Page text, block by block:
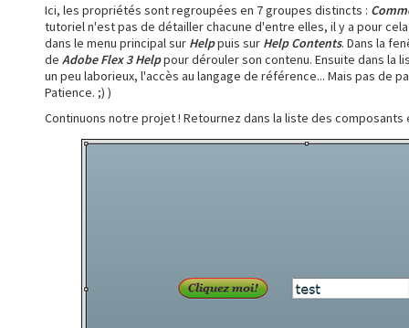
Ici, les propriétés sont regroupées en 7 groupes distincts :
tutoriel n'est pas de détailler chacune d'entre elles, il y a pour
dans le menu principal sur Helppuis sur Help Contents. Dans la
de Adobe Flex 3 Helppour dérouler son contenu. Ensuite dans la
un peu laborieux, l'accès au langage de référence... Mais pas de
Patience. ;) )
Continuons notre projet ! Retournez dans la liste des